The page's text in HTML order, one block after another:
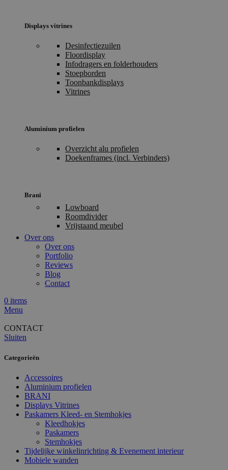
Displays vitrines
Desinfectiezuilen
Floordisplay
Infodragers en folderhouders
Stoepborden
Toonbankdisplays
Vitrines
Aluminium profielen
Overzicht alu profielen
Doekenframes (incl. Verbinders)
Brani
Lowboard
Roomdivider
Vrijstaand meubel
Over ons
Over ons
Portfolio
Reviews
Blog
Contact
0 items
Menu
CONTACT
Sluiten
Categorieën
Accessoires
Aluminium profielen
BRANI
Displays Vitrines
Paskamers Kleed- en Stemhokjes
Kleedhokjes
Paskamers
Stemhokjes
Tijdelijke winkelinrichting & Evenement interieur
Mobiele wanden